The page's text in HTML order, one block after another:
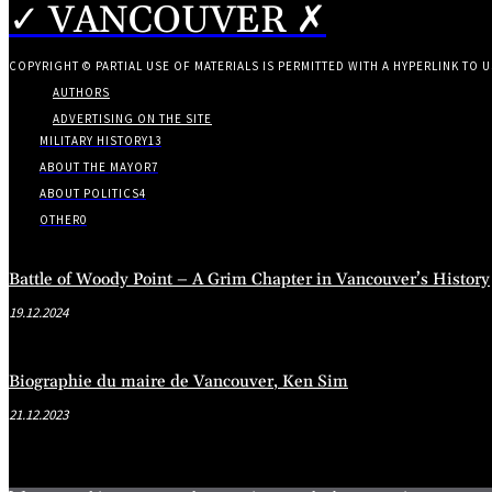
✓ VANCOUVER ✗
COPYRIGHT © PARTIAL USE OF MATERIALS IS PERMITTED WITH A HYPERLINK TO
AUTHORS
ADVERTISING ON THE SITE
MILITARY HISTORY13
ABOUT THE MAYOR7
ABOUT POLITICS4
OTHER0
Battle of Woody Point – A Grim Chapter in Vancouver’s History
19.12.2024
Biographie du maire de Vancouver, Ken Sim
21.12.2023